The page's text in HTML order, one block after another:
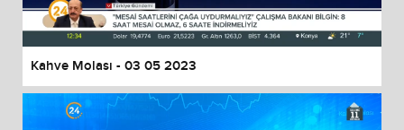
Kahve Molası - 03 05 2023